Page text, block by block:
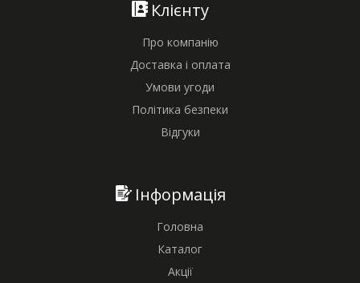
Клієнту
Про компанію
Доставка і оплата
Умови угоди
Політика безпеки
Відгуки
Інформація
Головна
Каталог
Акції